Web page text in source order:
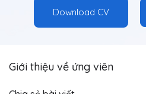
Download CV
Giới thiệu về ứng viên